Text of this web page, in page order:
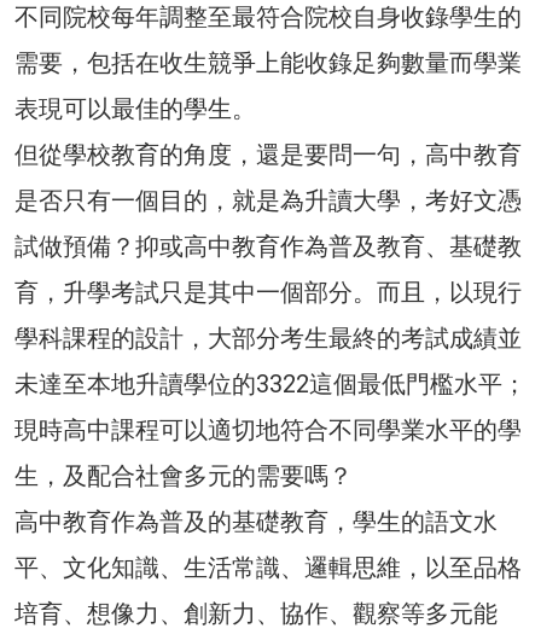
不同院校每年調整至最符合院校自身收錄學生的
需要，包括在收生競爭上能收錄足夠數量而學業
表現可以最佳的學生。
但從學校教育的角度，還是要問一句，高中教育
是否只有一個目的，就是為升讀大學，考好文憑
試做預備？抑或高中教育作為普及教育、基礎教
育，升學考試只是其中一個部分。而且，以現行
學科課程的設計，大部分考生最終的考試成績並
未達至本地升讀學位的3322這個最低門檻水平；
現時高中課程可以適切地符合不同學業水平的學
生，及配合社會多元的需要嗎？
高中教育作為普及的基礎教育，學生的語文水
平、文化知識、生活常識、邏輯思維，以至品格
培育、想像力、創新力、協作、觀察等多元能